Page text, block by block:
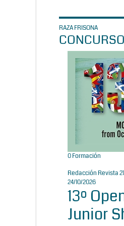
RAZA FRISONA
0 Formación
Redacción Revista
24/10/2026
13º
Junior